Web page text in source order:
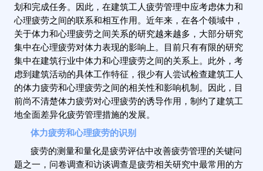
划和完成任务。因此，在建筑工人疲劳管理中应考虑体力和
心理疲劳之间的联系和相互作用。近年来，在各个领域中，
关于体力和心理疲劳之间关系的研究越来越多，大部分研究
集中在心理疲劳对体力表现的影响上。目前只有有限的研究
集中在建筑行业中体力和心理疲劳之间的关系上。此外，考
虑到建筑活动的具体工作特征，很少有人尝试检查建筑工人
的体力疲劳和心理疲劳之间的相关性和影响机制。因此，目
前尚不清楚体力疲劳对心理疲劳的诱导作用，制约了建筑工
地全面差异化疲劳管理措施的发展。
体力疲劳和心理疲劳的识别
疲劳的测量和量化是疲劳评估中改善疲劳管理的关键问
题之一，问卷调查和访谈调查是疲劳相关研究中最常用的方